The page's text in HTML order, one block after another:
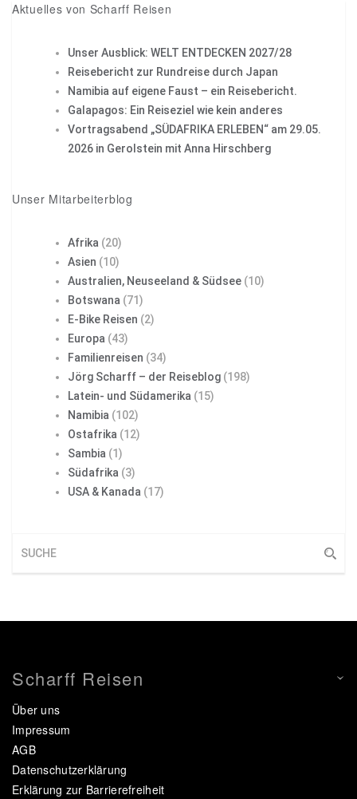
Aktuelles von Scharff Reisen
Unser Ausblick: WELT ENTDECKEN 2027/28
Reisebericht zur Rundreise durch Japan
Namibia auf eigene Faust – ein Reisebericht.
Galapagos: Ein Reiseziel wie kein anderes
Vortragsabend „SÜDAFRIKA ERLEBEN“ am 29.05.
2026 in Gerolstein mit Anna Hirschberg
Unser Mitarbeiterblog
Afrika (20)
Asien (10)
Australien, Neuseeland & Südsee (10)
Botswana (71)
E-Bike Reisen (2)
Europa (43)
Familienreisen (34)
Jörg Scharff – der Reiseblog (198)
Latein- und Südamerika (15)
Namibia (102)
Ostafrika (12)
Sambia (1)
Südafrika (3)
USA & Kanada (17)
Scharff Reisen
Über uns
Impressum
AGB
Datenschutzerklärung
Erklärung zur Barrierefreiheit